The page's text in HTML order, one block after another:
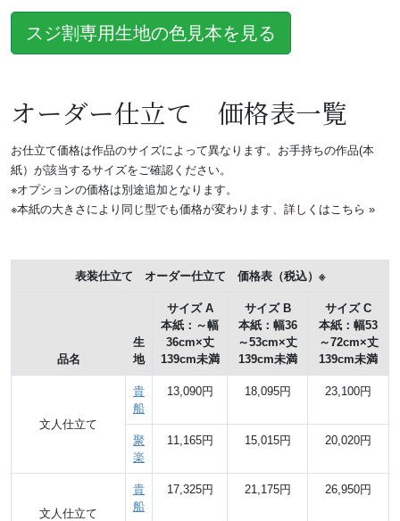
スジ割専用生地の色見本を見る
オーダー仕立て 価格表一覧
お仕立て価格は作品のサイズによって異なります。お手持ちの作品(本
紙）が該当するサイズをご確認ください。
※オプションの価格は別途追加となります。
※本紙の大きさにより同じ型でも価格が変わります、 詳しくはこちら »
表装仕立て オーダー仕立て 価格表 （税込） ※
品名
生
地
サイズ A
本紙：～幅
36cm×丈
139cm未満
サイズ B
本紙：幅36
～53cm×丈
139cm未満
サイズ C
本紙：幅53
～72cm×丈
139cm未満
文人仕立て
貴
船
13,090円 18,095円 23,100円
聚
楽
11,165円 15,015円 20,020円
文人仕立て
貴
船
17,325円 21,175円 26,950円